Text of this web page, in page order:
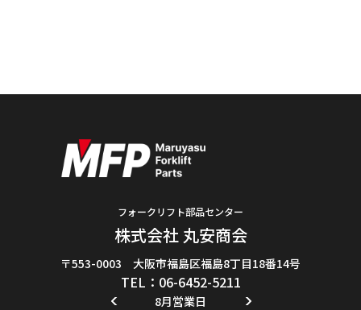
フォークリフト部品センター
株式会社 丸安商会
〒553-0003 大阪市福島区福島8丁目18番14号
TEL：06-6452-5211
8月営業日